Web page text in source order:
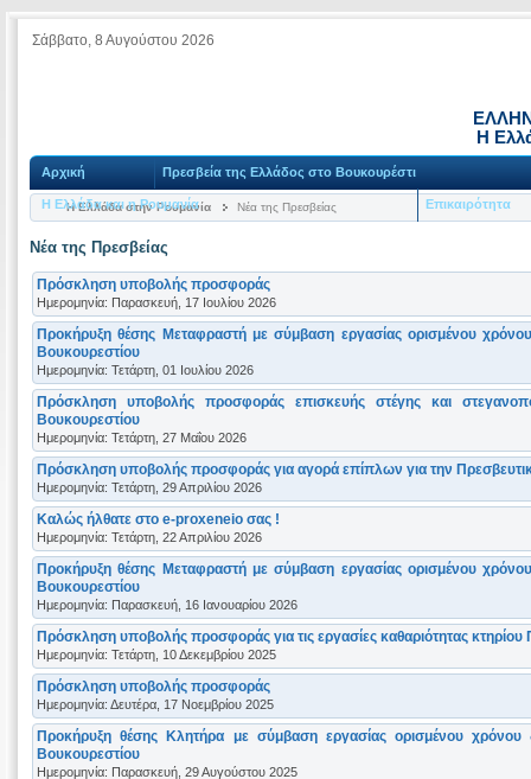
Σάββατο, 8 Αυγούστου 2026
Η
Αρχική Πρεσβεία της Ελλάδος στο Βουκουρέστι
Η Ελλάδα και η Ρουμανία Επικαιρότητα
Η Ελλάδα στην Ρουμανία Νέα της Πρεσβείας
Νέα της Πρεσβείας
Πρόσκληση υποβολής προσφοράς
Ημερομηνία: Παρασκευή, 17 Ιουλίου 2026
Προκήρυξη θέσης Μεταφραστή με σύμβαση εργασίας ορισμένου
Βουκουρεστίου
Ημερομηνία: Τετάρτη, 01 Ιουλίου 2026
Πρόσκληση υποβολής προσφοράς επισκευής στέγης και
Βουκουρεστίου
Ημερομηνία: Τετάρτη, 27 Μαΐου 2026
Πρόσκληση υποβολής προσφοράς για αγορά επίπλων για την
Ημερομηνία: Τετάρτη, 29 Απριλίου 2026
Καλώς ήλθατε στο e-proxeneio σας !
Ημερομηνία: Τετάρτη, 22 Απριλίου 2026
Προκήρυξη θέσης Μεταφραστή με σύμβαση εργασίας ορισμένου
Βουκουρεστίου
Ημερομηνία: Παρασκευή, 16 Ιανουαρίου 2026
Πρόσκληση υποβολής προσφοράς για τις εργασίες καθαριότητας κτηρίου
Ημερομηνία: Τετάρτη, 10 Δεκεμβρίου 2025
Πρόσκληση υποβολής προσφοράς
Ημερομηνία: Δευτέρα, 17 Νοεμβρίου 2025
Προκήρυξη θέσης Κλητήρα με σύμβαση εργασίας ορισμένου χρόνου
Βουκουρεστίου
Ημερομηνία: Παρασκευή, 29 Αυγούστου 2025